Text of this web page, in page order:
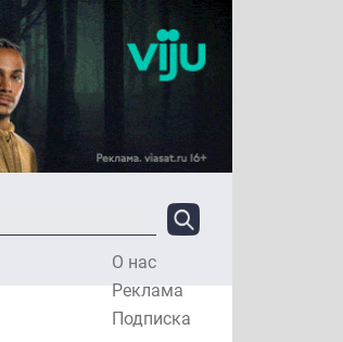
О нас
Реклама
Подписка